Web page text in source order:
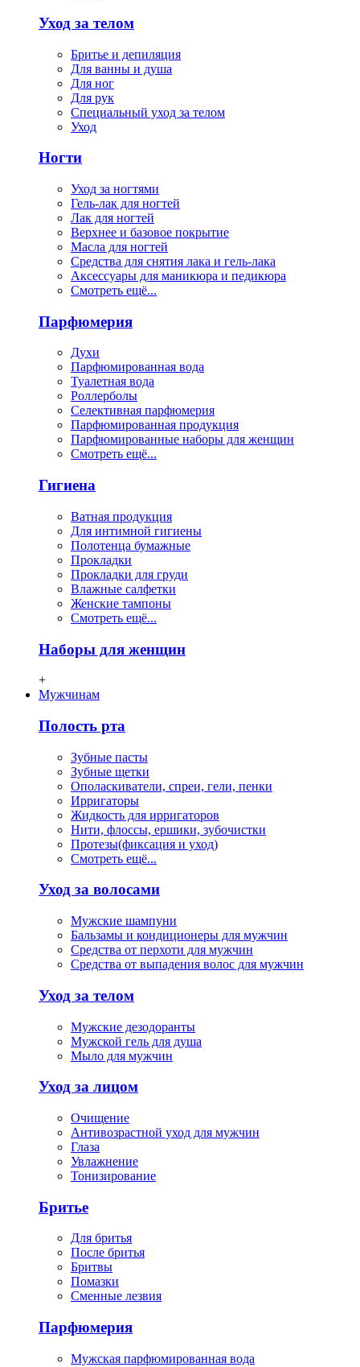
Уход за телом
Бритье и депиляция
Для ванны и душа
Для ног
Для рук
Специальный уход за телом
Уход
Ногти
Уход за ногтями
Гель-лак для ногтей
Лак для ногтей
Верхнее и базовое покрытие
Масла для ногтей
Средства для снятия лака и гель-лака
Аксессуары для маникюра и педикюра
Смотреть ещё...
Парфюмерия
Духи
Парфюмированная вода
Туалетная вода
Роллерболы
Селективная парфюмерия
Парфюмированная продукция
Парфюмированные наборы для женщин
Смотреть ещё...
Гигиена
Ватная продукция
Для интимной гигиены
Полотенца бумажные
Прокладки
Прокладки для груди
Влажные салфетки
Женские тампоны
Смотреть ещё...
Наборы для женщин
+
Мужчинам
Полость рта
Зубные пасты
Зубные щетки
Ополаскиватели, спреи, гели, пенки
Ирригаторы
Жидкость для ирригаторов
Нити, флосcы, ершики, зубочистки
Протезы(фиксация и уход)
Смотреть ещё...
Уход за волосами
Мужские шампуни
Бальзамы и кондиционеры для мужчин
Средства от перхоти для мужчин
Средства от выпадения волос для мужчин
Уход за телом
Мужские дезодоранты
Мужской гель для душа
Мыло для мужчин
Уход за лицом
Очищение
Антивозрастной уход для мужчин
Глаза
Увлажнение
Тонизирование
Бритье
Для бритья
После бритья
Бритвы
Помазки
Сменные лезвия
Парфюмерия
Мужская парфюмированная вода